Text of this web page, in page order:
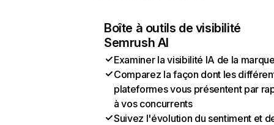
Boîte à outils de visibilité
Semrush AI
Examiner la visibilité IA de la
Comparez la façon dont les
plateformes vous présentent par
à vos concurrents
Suivez l'évolution du sentiment et